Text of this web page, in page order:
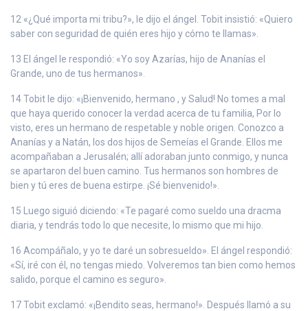
12 «¿Qué importa mi tribu?», le dijo el ángel. Tobit insistió: «Quiero
saber con seguridad de quién eres hijo y cómo te llamas».
13 El ángel le respondió: «Yo soy Azarías, hijo de Ananías el
Grande, uno de tus hermanos».
14 Tobit le dijo: «¡Bienvenido, hermano , y Salud! No tomes a mal
que haya querido conocer la verdad acerca de tu familia, Por lo
visto, eres un hermano de respetable y noble origen. Conozco a
Ananías y a Natán, los dos hijos de Semeías el Grande. Ellos me
acompañaban a Jerusalén; allí adoraban junto conmigo, y nunca
se apartaron del buen camino. Tus hermanos son hombres de
bien y tú eres de buena estirpe. ¡Sé bienvenido!».
15 Luego siguió diciendo: «Te pagaré como sueldo una dracma
diaria, y tendrás todo lo que necesite, lo mismo que mi hijo.
16 Acompáñalo, y yo te daré un sobresueldo». El ángel respondió:
«Sí, iré con él, no tengas miedo. Volveremos tan bien como hemos
salido, porque el camino es seguro».
17 Tobit exclamó: «¡Bendito seas, hermano!». Después llamó a su